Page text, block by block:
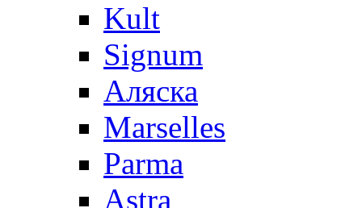
Kult
Signum
Аляска
Marselles
Parma
Astra